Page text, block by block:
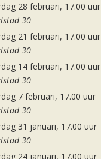
28 februari, 17.00 uur
30
21 februari, 17.00 uur
30
14 februari, 17.00 uur
30
7 februari, 17.00 uur
30
31 januari, 17.00 uur
30
24 januari, 17.00 uur